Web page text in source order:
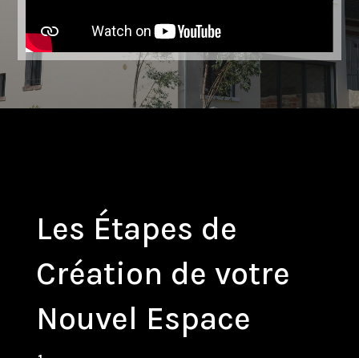
Les Étapes de
Création de votre
Nouvel Espace